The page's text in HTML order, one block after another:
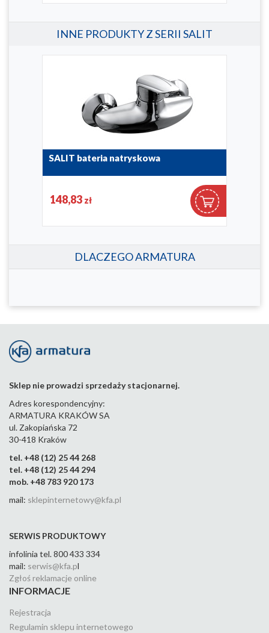
INNE PRODUKTY Z SERII SALIT
SALIT bateria natryskowa
148,83 zł
DLACZEGO ARMATURA
Sklep nie prowadzi sprzedaży stacjonarnej.
Adres korespondencyjny:
ARMATURA KRAKÓW SA
ul. Zakopiańska 72
30-418 Kraków
tel. +48 (12) 25 44 268
tel. +48 (12) 25 44 294
mob. +48 783 920 173
mail: sklepinternetowy@kfa.pl
SERWIS PRODUKTOWY
infolinia tel. 800 433 334
mail: serwis@kfa.pl
Zgłoś reklamacje online
INFORMACJE
Rejestracja
Regulamin sklepu internetowego